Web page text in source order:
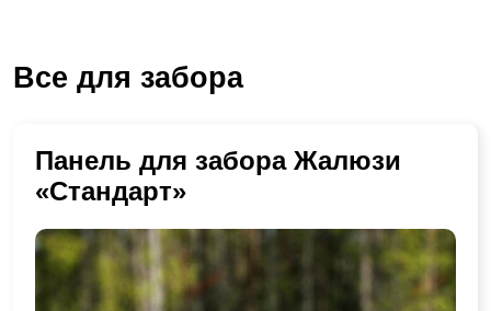
Все для забора
Панель для забора Жалюзи
«Стандарт»